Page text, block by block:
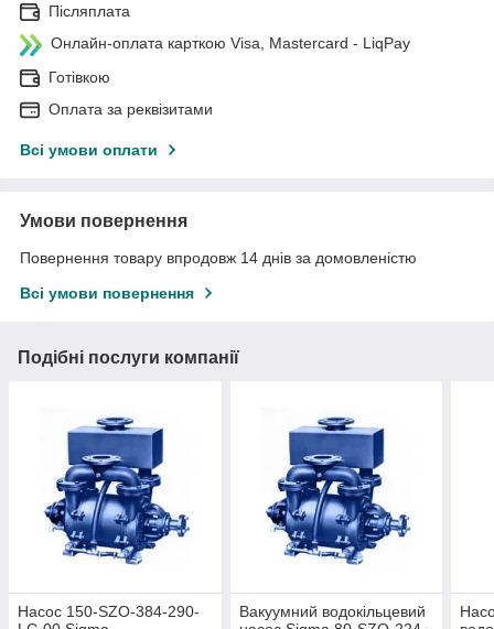
Післяплата
Онлайн-оплата карткою Visa, Mastercard - LiqPay
Готівкою
Оплата за реквізитами
Всі умови оплати
Умови повернення
Повернення товару впродовж 14 днів за домовленістю
Всі умови повернення
Подібні послуги компанії
Насос 150-SZO-384-290-
Вакуумний водокільцевий